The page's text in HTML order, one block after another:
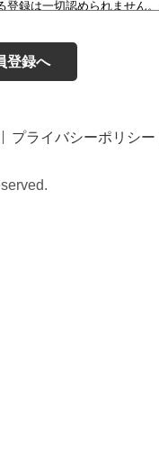
登録へ
プライバシーポリシー